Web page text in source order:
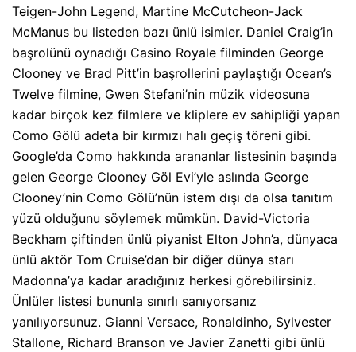
Teigen-John Legend, Martine McCutcheon-Jack
McManus bu listeden bazı ünlü isimler. Daniel Craig’in
başrolünü oynadığı Casino Royale filminden George
Clooney ve Brad Pitt’in başrollerini paylaştığı Ocean’s
Twelve filmine, Gwen Stefani’nin müzik videosuna
kadar birçok kez filmlere ve kliplere ev sahipliği yapan
Como Gölü adeta bir kırmızı halı geçiş töreni gibi.
Google’da Como hakkında arananlar listesinin başında
gelen George Clooney Göl Evi’yle aslında George
Clooney’nin Como Gölü’nün istem dışı da olsa tanıtım
yüzü olduğunu söylemek mümkün. David-Victoria
Beckham çiftinden ünlü piyanist Elton John’a, dünyaca
ünlü aktör Tom Cruise’dan bir diğer dünya starı
Madonna’ya kadar aradığınız herkesi görebilirsiniz.
Ünlüler listesi bununla sınırlı sanıyorsanız
yanılıyorsunuz. Gianni Versace, Ronaldinho, Sylvester
Stallone, Richard Branson ve Javier Zanetti gibi ünlü